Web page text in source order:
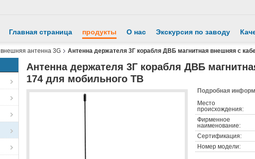
Главная страница продукты О нас Экскурсия по заводу
внешняя антенна 3G Антенна держателя 3Г корабля ДВБ магнитная внешняя с
Антенна держателя 3Г корабля ДВБ
174 для мобильного ТВ
Подробная
Место
происхождения:
Фирменное
наименование:
Сертификация:
Номер модели: